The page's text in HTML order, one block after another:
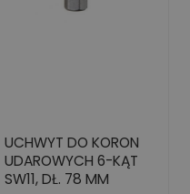
UCHWYT DO KORON
UDAROWYCH 6-KĄT
SW11, DŁ. 78 MM